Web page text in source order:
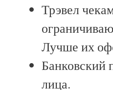
Трэвел
Лучше их
Банковский
лица.